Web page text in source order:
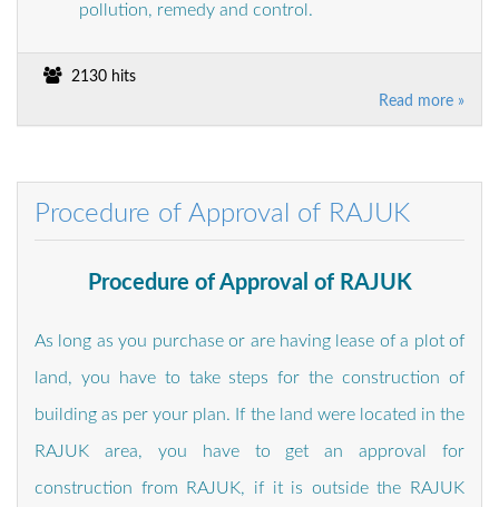
pollution, remedy and control.
2130 hits
Read more »
Procedure of Approval of RAJUK
Procedure of Approval of RAJUK
As long as you purchase or are having lease of a plot of
land, you have to take steps for the construction of
building as per your plan. If the land were located in the
RAJUK area, you have to get an approval for
construction from RAJUK, if it is outside the RAJUK